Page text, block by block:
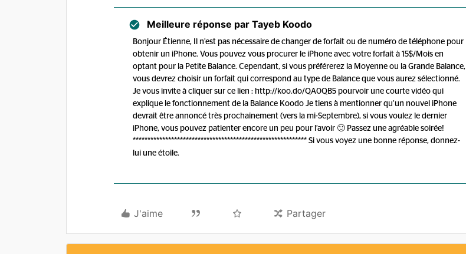
Meilleure réponse par Tayeb Koodo
Bonjour Étienne, Il n’est pas nécessaire de changer de forfait ou de numéro de téléphone pour
obtenir un iPhone. Vous pouvez vous procurer le iPhone avec votre forfait à 15$/Mois en
optant pour la Petite Balance. Cependant, si vous préférerez la Moyenne ou la Grande Balance,
vous devrez choisir un forfait qui correspond au type de Balance que vous aurez sélectionné.
Je vous invite à cliquer sur ce lien : http://koo.do/QA0QB5 pourvoir une courte vidéo qui
explique le fonctionnement de la Balance Koodo Je tiens à mentionner qu’un nouvel iPhone
devrait être annoncé très prochainement (vers la mi-Septembre), si vous voulez le dernier
iPhone, vous pouvez patienter encore un peu pour l’avoir 🙂 Passez une agréable soirée!
*********************************************************** Si vous voyez une bonne réponse, donnez-
lui une étoile.
J'aime Partager